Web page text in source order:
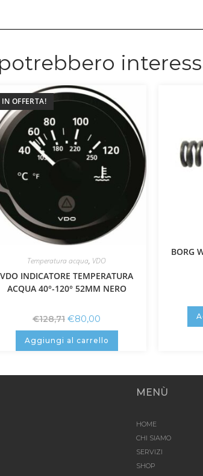
IN OFFERTA!
Temperatura acqua, VDO
VDO INDICATORE TEMPERATURA
ACQUA 40°-120° 52MM NERO
€128,71 €80,00
Aggiungi al carrello
BORG
MENÙ
HOME
CHI SIAMO
SERVIZI
SHOP